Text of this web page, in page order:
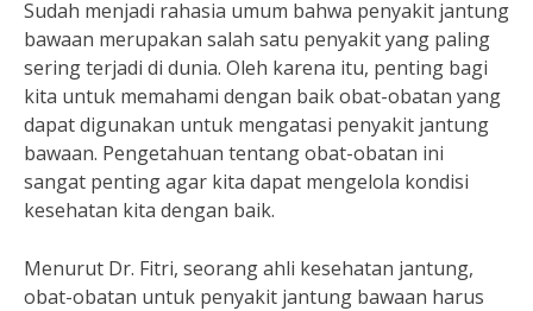
Sudah menjadi rahasia umum bahwa penyakit jantung
bawaan merupakan salah satu penyakit yang paling
sering terjadi di dunia. Oleh karena itu, penting bagi
kita untuk memahami dengan baik obat-obatan yang
dapat digunakan untuk mengatasi penyakit jantung
bawaan. Pengetahuan tentang obat-obatan ini
sangat penting agar kita dapat mengelola kondisi
kesehatan kita dengan baik.
Menurut Dr. Fitri, seorang ahli kesehatan jantung,
obat-obatan untuk penyakit jantung bawaan harus